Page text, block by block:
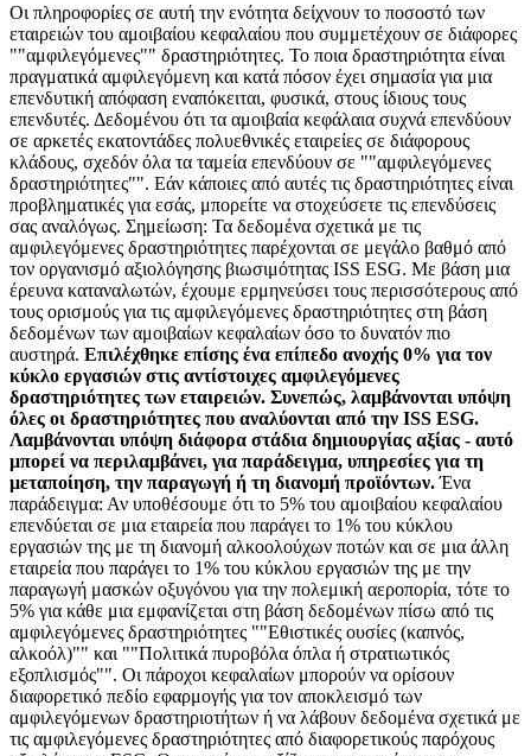
Οι πληροφορίες σε αυτή την ενότητα δείχνουν το ποσοστό των
εταιρειών του αμοιβαίου κεφαλαίου που συμμετέχουν σε διάφορες
""αμφιλεγόμενες"" δραστηριότητες. Το ποια δραστηριότητα είναι
πραγματικά αμφιλεγόμενη και κατά πόσον έχει σημασία για μια
επενδυτική απόφαση εναπόκειται, φυσικά, στους ίδιους τους
επενδυτές. Δεδομένου ότι τα αμοιβαία κεφάλαια συχνά επενδύουν
σε αρκετές εκατοντάδες πολυεθνικές εταιρείες σε διάφορους
κλάδους, σχεδόν όλα τα ταμεία επενδύουν σε ""αμφιλεγόμενες
δραστηριότητες"". Εάν κάποιες από αυτές τις δραστηριότητες είναι
προβληματικές για εσάς, μπορείτε να στοχεύσετε τις επενδύσεις
σας αναλόγως. Σημείωση: Τα δεδομένα σχετικά με τις
αμφιλεγόμενες δραστηριότητες παρέχονται σε μεγάλο βαθμό από
τον οργανισμό αξιολόγησης βιωσιμότητας ISS ESG. Με βάση μια
έρευνα καταναλωτών, έχουμε ερμηνεύσει τους περισσότερους από
τους ορισμούς για τις αμφιλεγόμενες δραστηριότητες στη βάση
δεδομένων των αμοιβαίων κεφαλαίων όσο το δυνατόν πιο
αυστηρά. Επιλέχθηκε επίσης ένα επίπεδο ανοχής 0% για τον
κύκλο εργασιών στις αντίστοιχες αμφιλεγόμενες
δραστηριότητες των εταιρειών. Συνεπώς, λαμβάνονται υπόψη
όλες οι δραστηριότητες που αναλύονται από την ISS ESG.
Λαμβάνονται υπόψη διάφορα στάδια δημιουργίας αξίας - αυτό
μπορεί να περιλαμβάνει, για παράδειγμα, υπηρεσίες για τη
μεταποίηση, την παραγωγή ή τη διανομή προϊόντων.Ένα
παράδειγμα: Αν υποθέσουμε ότι το 5% του αμοιβαίου κεφαλαίου
επενδύεται σε μια εταιρεία που παράγει το 1% του κύκλου
εργασιών της με τη διανομή αλκοολούχων ποτών και σε μια άλλη
εταιρεία που παράγει το 1% του κύκλου εργασιών της με την
παραγωγή μασκών οξυγόνου για την πολεμική αεροπορία, τότε το
5% για κάθε μια εμφανίζεται στη βάση δεδομένων πίσω από τις
αμφιλεγόμενες δραστηριότητες ""Εθιστικές ουσίες (καπνός,
αλκοόλ)"" και ""Πολιτικά πυροβόλα όπλα ή στρατιωτικός
εξοπλισμός"". Οι πάροχοι κεφαλαίων μπορούν να ορίσουν
διαφορετικό πεδίο εφαρμογής για τον αποκλεισμό των
αμφιλεγόμενων δραστηριοτήτων ή να λάβουν δεδομένα σχετικά με
τις αμφιλεγόμενες δραστηριότητες από διαφορετικούς παρόχους